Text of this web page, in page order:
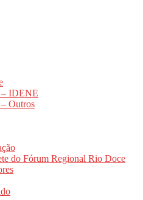
– IDENE
Outros
do Fórum Regional Rio Doce